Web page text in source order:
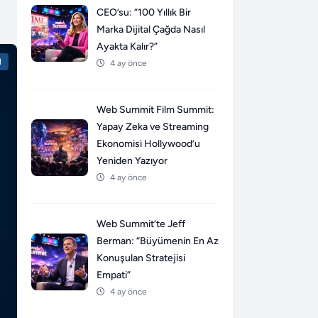
CEO’su: “100 Yıllık Bir
Marka Dijital Çağda Nasıl
Ayakta Kalır?”
4 ay önce
Web Summit Film Summit:
Yapay Zeka ve Streaming
Ekonomisi Hollywood’u
Yeniden Yazıyor
4 ay önce
Web Summit’te Jeff
Berman: “Büyümenin En Az
Konuşulan Stratejisi
Empati”
4 ay önce